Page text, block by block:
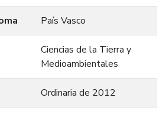
País Vasco
Ciencias de la Tierra y
Medioambientales
Ordinaria de 2012